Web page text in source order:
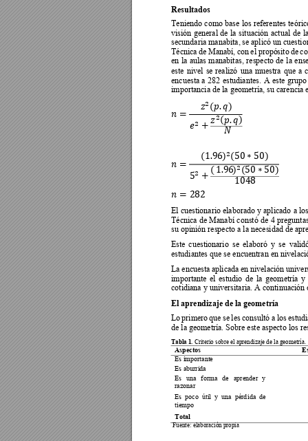
Resultados
Teniendo como base los referentes
visión general de la situación actual de
secundaria manabita, se aplicó un c
Técnica deManabí, con el propósito de
en la aulas manabitas, respecto de la
este nivel se realizó una muestra que a
encuesta a 282 estudiantes. A este grupo
importancia de la geometría, su carencia
 
 
 


 
  
 
    

  
El cuestionario elaborado y aplicado a
Técnica de Manabí constó de 4 p
su opinión respecto a la necesidad de
Este cuestionario se elaboró y se
estudiantes que se encuentran en
La encuesta aplicada en nivelación univer
importante el estudio de la geometría y
cotidiana y universitaria. A continuación
El aprendizaje de la geometría
Lo primero que se les consultó a los
de la geometría. Sobre este aspecto los
Tabla 1. Criterio sobre el aprendizaje de la geometría.
Aspectos
Es importante
Es aburrida
Es una forma de aprender y
razonar
Es  poco  útil y  una  pérdida  de
tiempo
Total
Fuente: elaboración propia